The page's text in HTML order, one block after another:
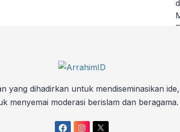
yang dihadirkan untuk mendiseminasikan
menyemai moderasi berislam dan beragama.